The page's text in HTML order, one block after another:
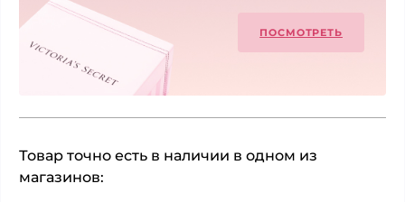
ПОСМОТРЕТЬ
Товар точно есть в наличии в одном из
магазинов: